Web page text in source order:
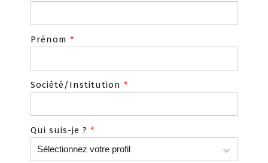
Prénom *
Société/Institution *
Qui suis-je ? *